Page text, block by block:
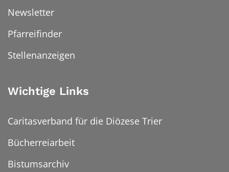
Newsletter
Pfarreifinder
Stellenanzeigen
Wichtige Links
Caritasverband für die Diözese Trier
Bücherreiarbeit
Bistumsarchiv